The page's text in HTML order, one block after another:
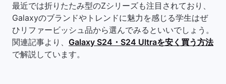
最近では折りたたみ型のZシリーズも注目されており、
Galaxyのブランドやトレンドに魅力を感じる学生はぜ
ひリファービッシュ品から選んでみるといいでしょう。
関連記事より、 Galaxy S24・S24 Ultraを安く買う方法
で解説しています。